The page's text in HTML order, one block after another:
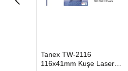
GÖNDERİ
Tanex TW-2116
116x41mm Kuşe Laser